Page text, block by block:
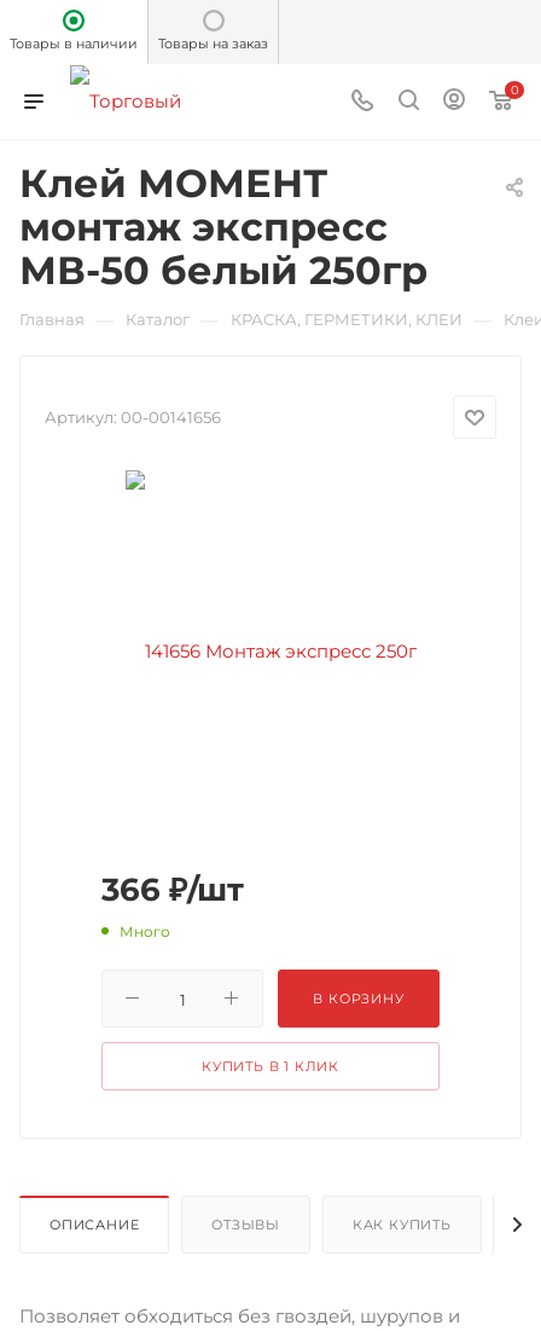
Товары в наличии Товары на заказ
0
Клей МОМЕНТ
монтаж экспресс
МВ-50 белый 250гр
Главная Каталог КРАСКА, ГЕРМЕТИКИ, КЛЕИ
Артикул: 00-00141656
366 ₽/шт
Много
В КОРЗИНУ
КУПИТЬ В 1 КЛИК
ОПИСАНИЕ ОТЗЫВЫ КАК КУПИТЬ
Позволяет обходиться без гвоздей, шурупов и